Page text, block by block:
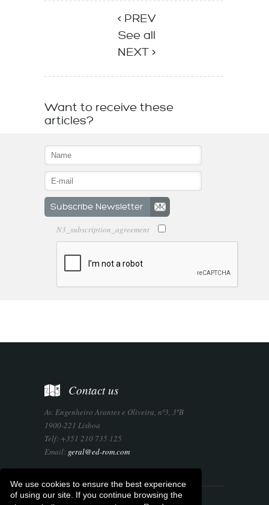
We use cookies to ensure the best experience
of using our site. If you continue browsing the
< PREV
See all
NEXT >
Want to receive these
articles?
N3_subscription_agreement
Contact us
Av. Engenheiro Arantes e Oliveira, nº3, 3ºB
1900-221 Lisboa
Telf: +351 210 735 125
Email: geral@ed-rom.com